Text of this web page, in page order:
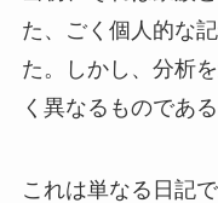
た、ごく個人的な
た。しかし、分析
く異なるものであ
これは単なる日記